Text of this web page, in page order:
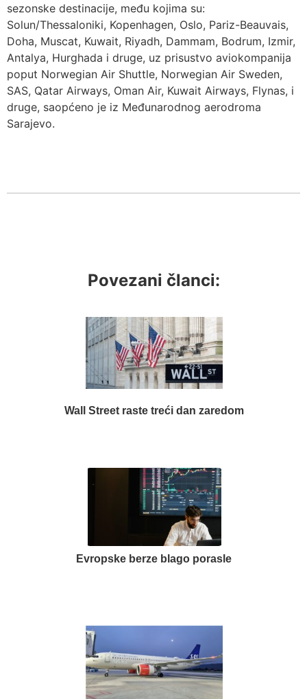
sezonske destinacije, među kojima su:
Solun/Thessaloniki, Kopenhagen, Oslo, Pariz-Beauvais,
Doha, Muscat, Kuwait, Riyadh, Dammam, Bodrum, Izmir,
Antalya, Hurghada i druge, uz prisustvo aviokompanija
poput Norwegian Air Shuttle, Norwegian Air Sweden,
SAS, Qatar Airways, Oman Air, Kuwait Airways, Flynas, i
druge, saopćeno je iz Međunarodnog aerodroma
Sarajevo.
Povezani članci:
Wall Street raste treći dan zaredom
Evropske berze blago porasle